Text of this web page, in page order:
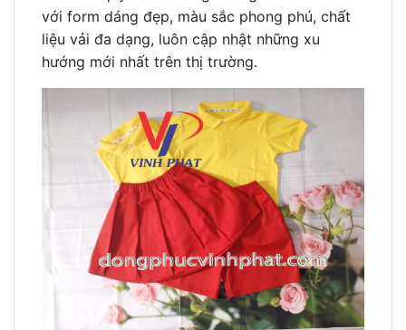
với form dáng đẹp, màu sắc phong phú, chất
liệu vải đa dạng, luôn cập nhật những xu
hướng mới nhất trên thị trường.